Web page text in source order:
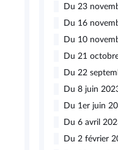
Du 23
Du 16
Du 10
Du 21
Du 22
Du 8 juin
Du 1er juin
Du 6 avril
Du 2 février